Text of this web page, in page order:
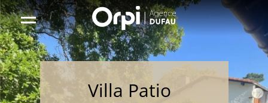
Aller
sur
la
page
d'accueil
Location
Villa Patio